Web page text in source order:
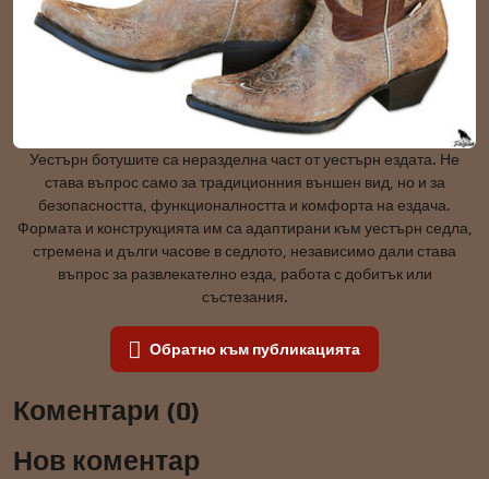
Уестърн ботушите са неразделна част от уестърн ездата. Не
става въпрос само за традиционния външен вид, но и за
безопасността, функционалността и комфорта на ездача.
Формата и конструкцията им са адаптирани към уестърн седла,
стремена и дълги часове в седлото, независимо дали става
въпрос за развлекателно езда, работа с добитък или
състезания.
Обратно към публикацията
Коментари (0)
Нов коментар